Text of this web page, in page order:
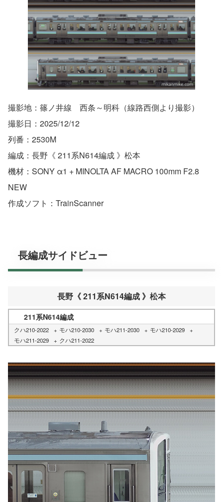
撮影地：篠ノ井線 西条～明科（線路西側より撮影）
撮影日：2025/12/12
列番：2530M
編成：長野《 211系N614編成 》松本
機材：SONY α1 + MINOLTA AF MACRO 100mm F2.8
NEW
作成ソフト：TrainScanner
長編成サイドビュー
長野《 211系N614編成 》松本
211系N614編成
クハ210-2022 モハ210-2030 モハ211-2030
モハ210-2029
モハ211-2029
クハ211-2022